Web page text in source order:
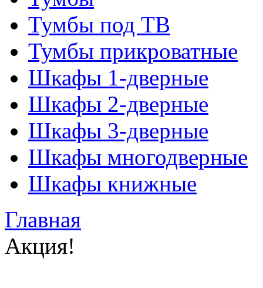
Тумбы под ТВ
Тумбы прикроватные
Шкафы 1-дверные
Шкафы 2-дверные
Шкафы 3-дверные
Шкафы многодверные
Шкафы книжные
Главная
Акция!